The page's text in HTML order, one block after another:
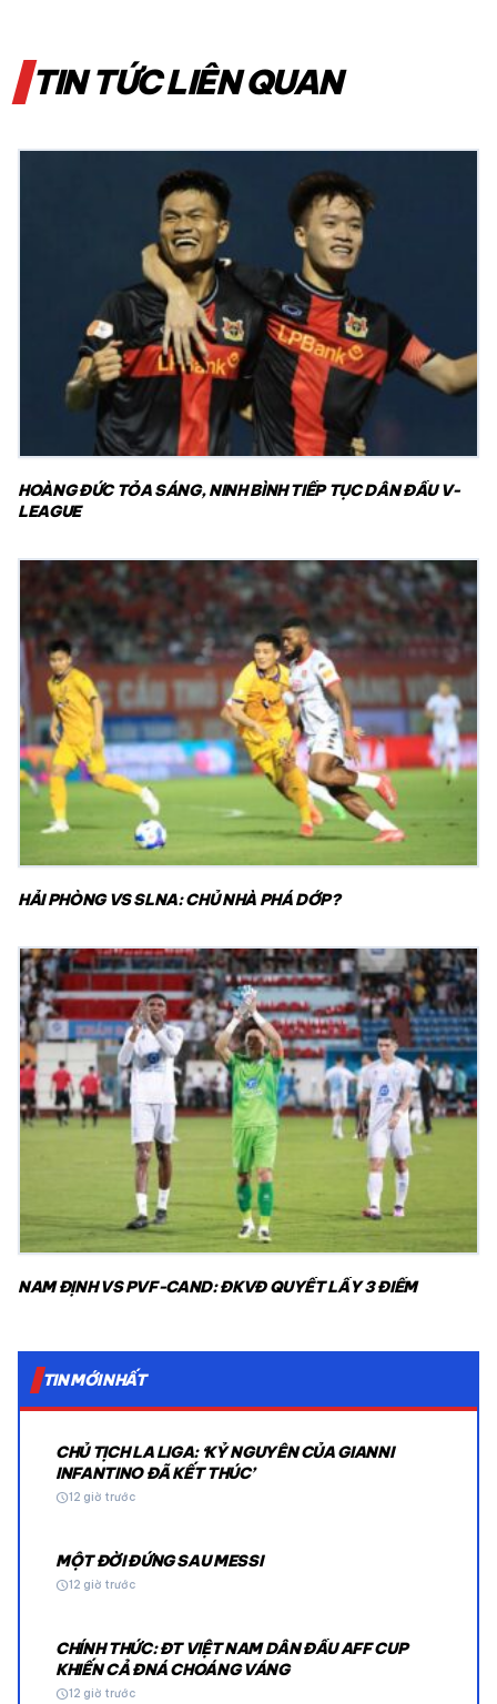
TIN TỨC LIÊN QUAN
HOÀNG ĐỨC TỎA SÁNG, NINH BÌNH TIẾP TỤC DẪN ĐẦU V-
LEAGUE
HẢI PHÒNG VS SLNA: CHỦ NHÀ PHÁ DỚP?
NAM ĐỊNH VS PVF-CAND: ĐKVĐ QUYẾT LẤY 3 ĐIỂM
TIN MỚI NHẤT
CHỦ TỊCH LA LIGA: ‘KỶ NGUYÊN CỦA GIANNI
INFANTINO ĐÃ KẾT THÚC’
schedule12 giờ trước
MỘT ĐỜI ĐỨNG SAU MESSI
schedule12 giờ trước
CHÍNH THỨC: ĐT VIỆT NAM DẪN ĐẦU AFF CUP
KHIẾN CẢ ĐNÁ CHOÁNG VÁNG
schedule12 giờ trước